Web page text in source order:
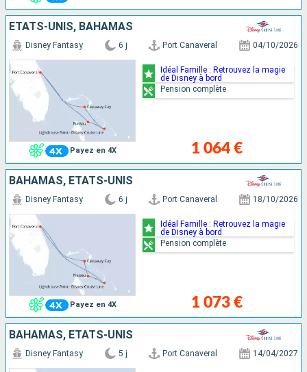
ÉTATS-UNIS, BAHAMAS
Payez en 4X
Disney Fantasy 6 j Port Canaveral 04/10/2026
1 064 €
Idéal Famille : Retrouvez la magie
de Disney à bord
Pension complète
BAHAMAS, ÉTATS-UNIS
Payez en 4X
Disney Fantasy 6 j Port Canaveral 18/10/2026
1 073 €
Idéal Famille : Retrouvez la magie
de Disney à bord
Pension complète
BAHAMAS, ÉTATS-UNIS
Disney Fantasy 5 j Port Canaveral 14/04/2027